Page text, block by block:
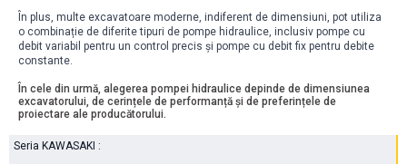
În plus, multe excavatoare moderne, indiferent de dimensiuni, pot utiliza
o combinație de diferite tipuri de pompe hidraulice, inclusiv pompe cu
debit variabil pentru un control precis și pompe cu debit fix pentru debite
constante.
În cele din urmă, alegerea pompei hidraulice depinde de dimensiunea
excavatorului, de cerințele de performanță și de preferințele de
proiectare ale producătorului.
Seria KAWASAKI :